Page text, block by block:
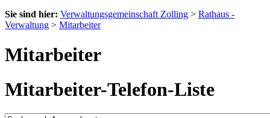
Sie sind hier: Verwaltungsgemeinschaft Zolling > Rathaus -
Verwaltung > Mitarbeiter
Mitarbeiter
Mitarbeiter-Telefon-Liste